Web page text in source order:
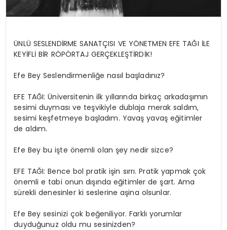
ÜNLÜ SESLENDİRME SANATÇISI VE YÖNETMEN EFE TAĞI İLE
KEYİFLİ BİR RÖPÖRTAJ GERÇEKLEŞTİRDİK!
Efe Bey Seslendirmenliğe nasıl başladınız?
EFE TAĞI: Üniversitenin ilk yıllarında birkaç arkadaşımın
sesimi duyması ve teşvikiyle dublaja merak saldım,
sesimi keşfetmeye başladım. Yavaş yavaş eğitimler
de aldım.
Efe Bey bu işte önemli olan şey nedir sizce?
EFE TAĞI: Bence bol pratik işin sırrı. Pratik yapmak çok
önemli e tabi onun dışında eğitimler de şart. Ama
sürekli denesinler ki seslerine aşina olsunlar.
Efe Bey sesinizi çok beğeniliyor. Farklı yorumlar
duyduğunuz oldu mu sesinizden?